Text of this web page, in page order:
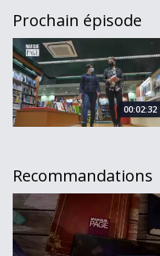
Prochain épisode
Temps sauvages
00:02:32
Recommandations
Marque-page - Nola